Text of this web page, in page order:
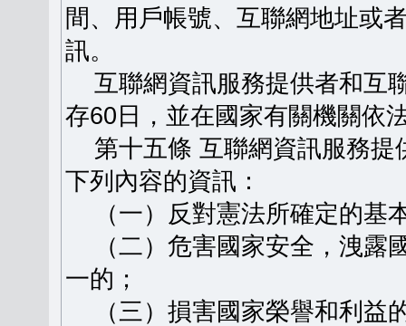
間、用戶帳號、互聯網地址或
訊。
互聯網資訊服務提供者和互
存60日，並在國家有關機關依
第十五條 互聯網資訊服務提
下列內容的資訊：
（一）反對憲法所確定的基
（二）危害國家安全，洩露
一的；
（三）損害國家榮譽和利益